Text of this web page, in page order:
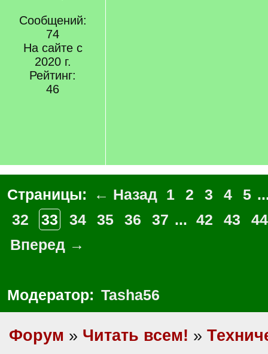
Сообщений:
74
На сайте с
2020 г.
Рейтинг:
46
Страницы: ← Назад 1 2 3 4 5
32
33 34 35 36 37 ... 42 43
44
Вперед →
Модератор: Tasha56
Форум » Читать всем! »